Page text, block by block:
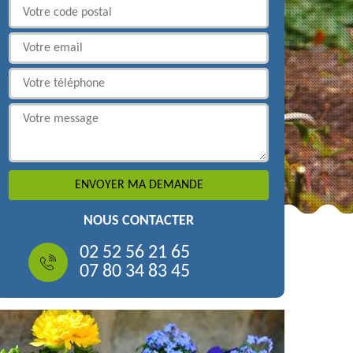
NOUS CONTACTER
02 52 56 21 65
07 80 34 83 45